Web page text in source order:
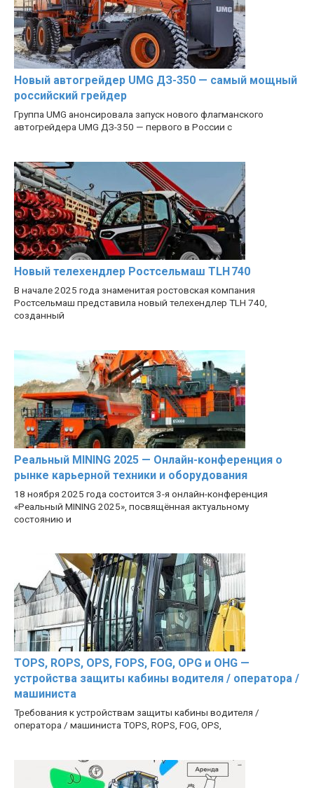
Новый автогрейдер UMG ДЗ-350 — самый мощный
российский грейдер
Группа UMG анонсировала запуск нового флагманского
автогрейдера UMG ДЗ-350 — первого в России с
Новый телехендлер Ростсельмаш TLH 740
В начале 2025 года знаменитая ростовская компания
Ростсельмаш представила новый телехендлер TLH 740,
созданный
Реальный MINING 2025 — Онлайн-конференция о
рынке карьерной техники и оборудования
18 ноября 2025 года состоится 3-я онлайн-конференция
«Реальный MINING 2025», посвящённая актуальному
состоянию и
TOPS, ROPS, OPS, FOPS, FOG, OPG и OHG —
устройства защиты кабины водителя / оператора /
машиниста
Требования к устройствам защиты кабины водителя /
оператора / машиниста TOPS, ROPS, FOG, OPS,